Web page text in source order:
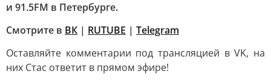
и 91.5FM в Петербурге.
Смотрите в ВК | RUTUBE | Telegram
Оставляйте комментарии под трансляцией в VK, на
них Стас ответит в прямом эфире!